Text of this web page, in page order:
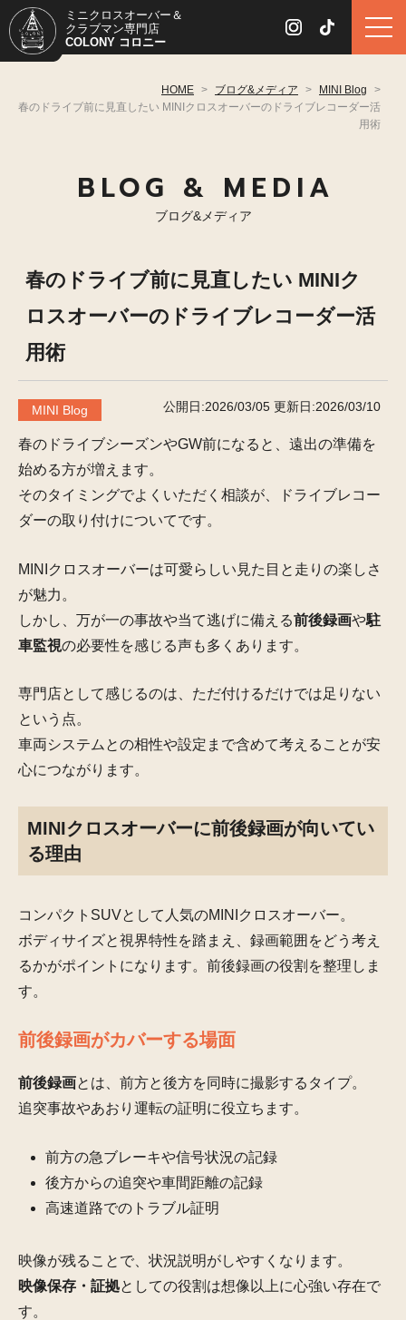
ミニクロスオーバー＆
クラブマン専門店
COLONY コロニー
HOME > ブログ&メディア > MINI Blog
>
春のドライブ前に見直したい MINIクロスオーバーのドライブレコーダー活
用術
BLOG & MEDIA
ブログ&メディア
春のドライブ前に見直したい MINIク
ロスオーバーのドライブレコーダー活
用術
MINI Blog 公開日:2026/03/05 更新日:2026/03/10
春のドライブシーズンやGW前になると、遠出の準備を
始める方が増えます。
そのタイミングでよくいただく相談が、ドライブレコー
ダーの取り付けについてです。
MINIクロスオーバーは可愛らしい見た目と走りの楽しさ
が魅力。
しかし、万が一の事故や当て逃げに備える前後録画や駐
車監視の必要性を感じる声も多くあります。
専門店として感じるのは、ただ付けるだけでは足りない
という点。
車両システムとの相性や設定まで含めて考えることが安
心につながります。
MINIクロスオーバーに前後録画が向いてい
る理由
コンパクトSUVとして人気のMINIクロスオーバー。
ボディサイズと視界特性を踏まえ、録画範囲をどう考え
るかがポイントになります。前後録画の役割を整理しま
す。
前後録画がカバーする場面
前後録画とは、前方と後方を同時に撮影するタイプ。
追突事故やあおり運転の証明に役立ちます。
前方の急ブレーキや信号状況の記録
後方からの追突や車間距離の記録
高速道路でのトラブル証明
映像が残ることで、状況説明がしやすくなります。
映像保存・証拠としての役割は想像以上に心強い存在で
す。